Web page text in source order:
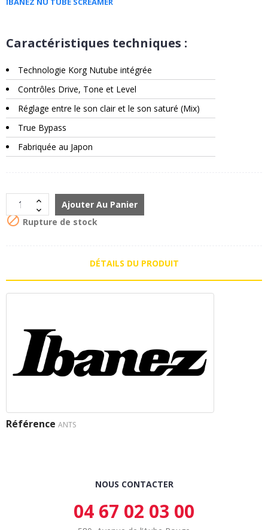
Caractéristiques techniques :
Technologie Korg Nutube intégrée
Contrôles Drive, Tone et Level
Réglage entre le son clair et le son saturé (Mix)
True Bypass
Fabriquée au Japon
Ajouter Au Panier
 Rupture de stock
DÉTAILS DU PRODUIT
Référence ANTS
NOUS CONTACTER
04 67 02 03 00